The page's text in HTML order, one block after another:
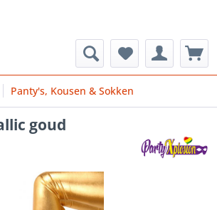
Panty's, Kousen & Sokken
goud